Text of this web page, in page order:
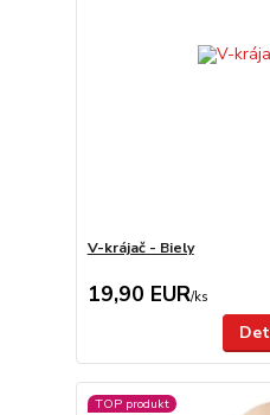
V-krájač - Biely
19,90 EUR/ks
TOP produkt